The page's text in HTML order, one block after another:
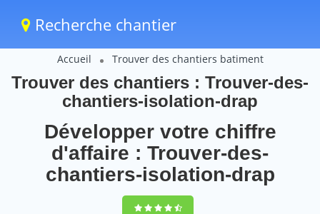
Recherche chantier
Accueil Trouver des chantiers batiment
Trouver des chantiers : Trouver-des-
chantiers-isolation-drap
Développer votre chiffre
d'affaire : Trouver-des-
chantiers-isolation-drap